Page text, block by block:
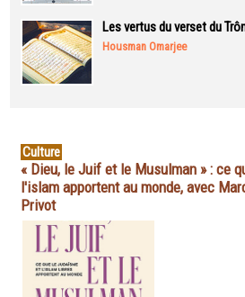
Les vertus du verset du
Housman Omarjee
Culture
« Dieu, le Juif et le Musulman » : ce
l'islam apportent au monde, avec
Privot